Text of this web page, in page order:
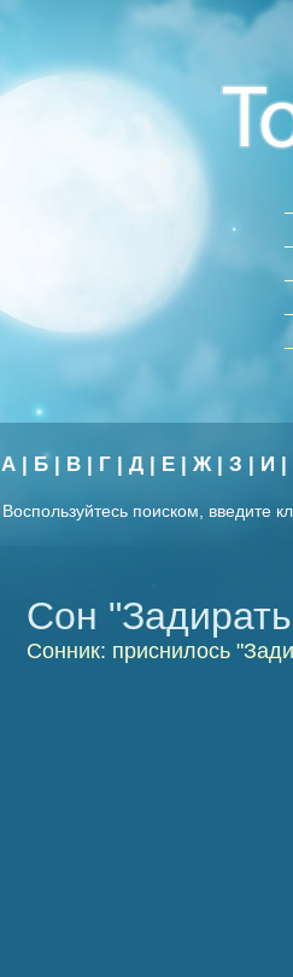
А | Б| В | Г | Д | Е | Ж| З | И |
Воспользуйтесь поиском, введите
Сон
Сонник: приснилось